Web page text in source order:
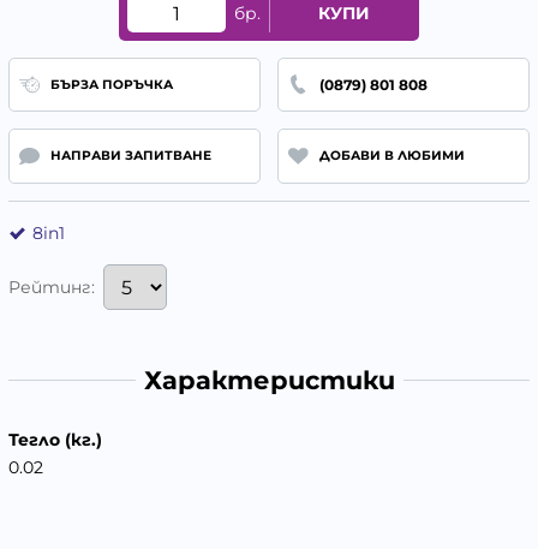
бр. КУПИ
БЪРЗА ПОРЪЧКА (0879) 801 808
НАПРАВИ ЗАПИТВАНЕ ДОБАВИ В ЛЮБИМИ
8in1
Рейтинг:
Характеристики
Тегло (кг.)
0.02